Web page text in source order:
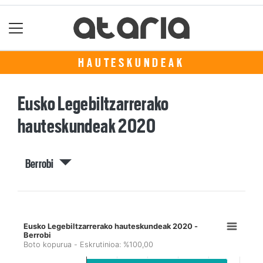
HAUTESKUNDEAK
Eusko Legebiltzarrerako
hauteskundeak 2020
Berrobi
Eusko Legebiltzarrerako hauteskundeak 2020 -
Berrobi
Boto kopurua - Eskrutinioa: %100,00